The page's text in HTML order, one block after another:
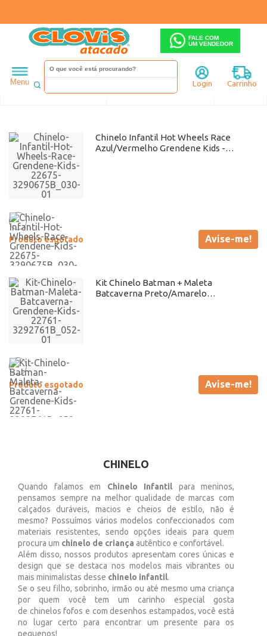
FALE COM
UM VENDEDOR
Menu Login Carrinho
Infantil Menino Chinelo
Ordenar Filtrar
Chinelo Infantil Hot Wheels Race
Azul/Vermelho Grendene Kids -
Produto esgotado Avise-me!
Kit Chinelo Batman + Maleta
Batcaverna Preto/Amarelo
Produto esgotado Avise-me!
CHINELO
Quando falamos em Chinelo Infantil para meninos,
pensamos sempre na melhor qualidade de marcas com
calçados duráveis, macios e cheios de estilo, não é
mesmo? Possuímos vários modelos confeccionados com
materiais resistentes, sendo opções ideais para quem
procura um chinelo de criança autêntico e confortável.
Além disso, nossos produtos apresentam cores únicas e
design que se destaca nos modelos mais vibrantes ou
mais minimalistas desse chinelo infantil.
Se o seu filho, sobrinho, irmão ou até mesmo uma criança
por quem você tem um carinho especial gosta
de chinelos fofos e com desenhos estampados, você está
no lugar certo para encontrar um presente para os
pequenos!